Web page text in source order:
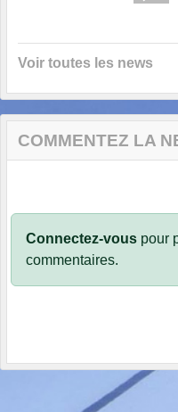
Voir toutes les news
COMMENTEZ LA
Connectez-vous pour
commentaires.